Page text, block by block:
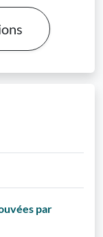
par